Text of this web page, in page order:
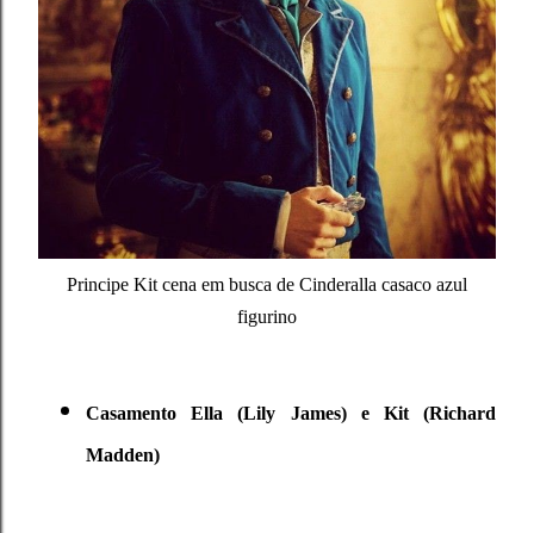
Principe Kit cena em busca de Cinderalla casaco azul
figurino
Casamento Ella (Lily James) e Kit (Richard
Madden)